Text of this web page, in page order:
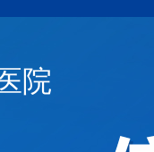
院